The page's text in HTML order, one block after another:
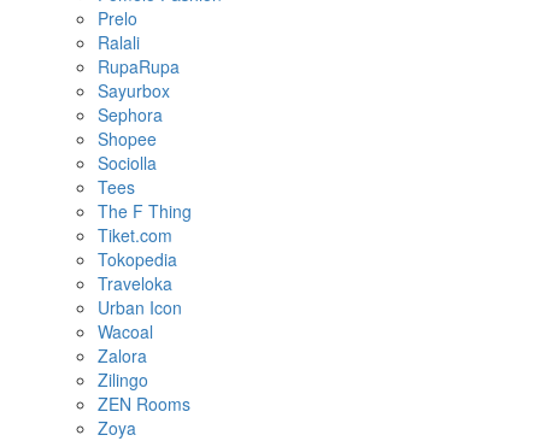
Prelo
Ralali
RupaRupa
Sayurbox
Sephora
Shopee
Sociolla
Tees
The F Thing
Tiket.com
Tokopedia
Traveloka
Urban Icon
Wacoal
Zalora
Zilingo
ZEN Rooms
Zoya